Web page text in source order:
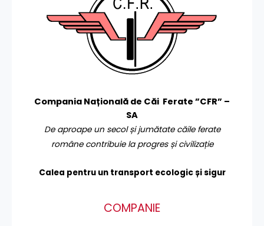
Compania Națională de Căi Ferate ”CFR” –
SA
De aproape un secol și jumătate căile ferate
române contribuie la progres și civilizație
Calea pentru un transport ecologic și sigur
COMPANIE